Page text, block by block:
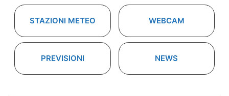
STAZIONI METEO WEBCAM
PREVISIONI NEWS